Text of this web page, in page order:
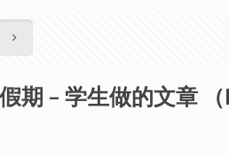
期 – 学生做的文章 （